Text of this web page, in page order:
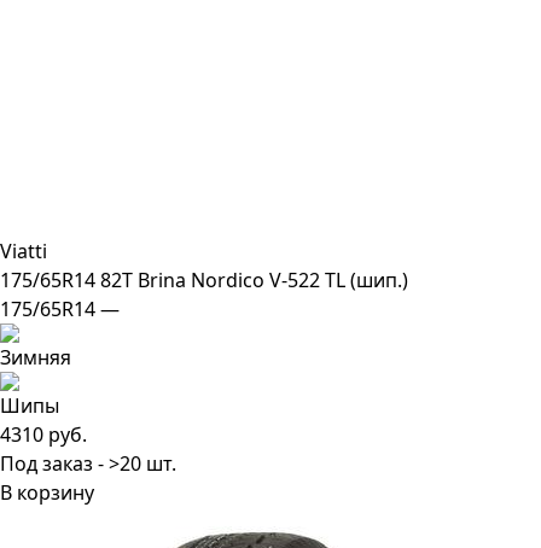
Viatti
175/65R14 82T Brina Nordico V-522 TL (шип.)
175/65R14 —
4310 руб.
Под заказ - >20 шт.
В корзину